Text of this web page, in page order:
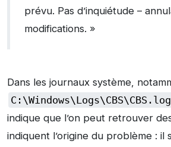
prévu. Pas d’inquiétude –
modifications. »
Dans les journaux système,
C:\Windows\Logs\CBS\CBS.log
indique que l’on peut retrouver
indiquent l’origine du problème : il